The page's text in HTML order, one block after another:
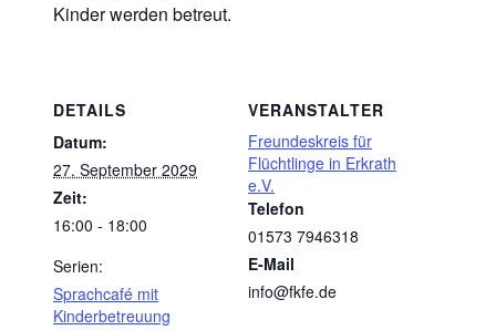
Kinder werden betreut.
DETAILS
Datum:
27. September 2029
Zeit:
16:00 - 18:00
Serien:
Sprachcafé mit
Kinderbetreuung
VERANSTALTER
Freundeskreis für
Flüchtlinge in Erkrath
e.V.
Telefon
01573 7946318
E-Mail
info@fkfe.de